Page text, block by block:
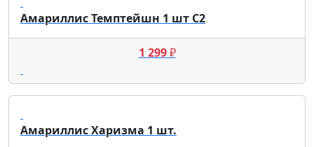
Амариллис Темптейшн 1 шт С2
1 299₽
Амариллис Харизма 1 шт.